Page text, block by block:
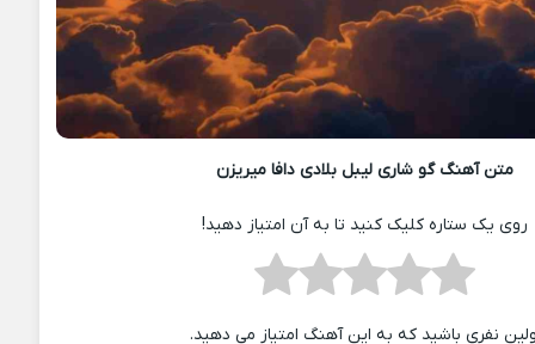
متن آهنگ گو شاری لیبل بلادی دافا میریزن
روی یک ستاره کلیک کنید تا به آن امتیاز دهید!
نفری باشید که به این آهنگ امتیاز می دهید.